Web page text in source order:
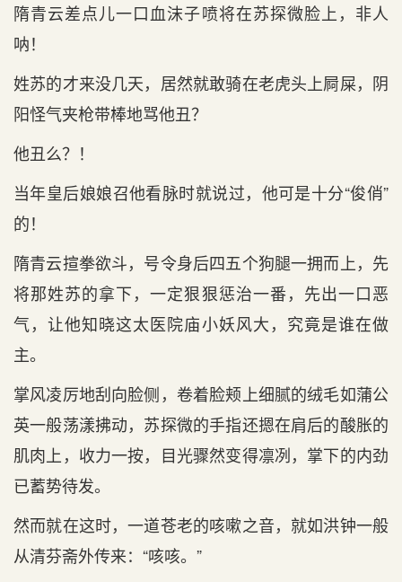
隋青云差点儿一口血沫子喷将在苏探微脸上，非人
呐！
姓苏的才来没几天，居然就敢骑在老虎头上屙屎，阴
阳怪气夹枪带棒地骂他丑？
他丑么？！
当年皇后娘娘召他看脉时就说过，他可是十分“俊俏”
的！
隋青云揎拳欲斗，号令身后四五个狗腿一拥而上，先
将那姓苏的拿下，一定狠狠惩治一番，先出一口恶
气，让他知晓这太医院庙小妖风大，究竟是谁在做
主。
掌风凌厉地刮向脸侧，卷着脸颊上细腻的绒毛如蒲公
英一般荡漾拂动，苏探微的手指还摁在肩后的酸胀的
肌肉上，收力一按，目光骤然变得凛冽，掌下的内劲
已蓄势待发。
然而就在这时，一道苍老的咳嗽之音，就如洪钟一般
从清芬斋外传来：“咳咳。”